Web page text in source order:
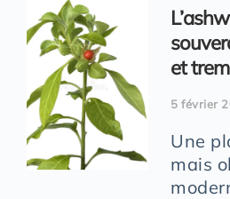
et
5 février
Une
mais